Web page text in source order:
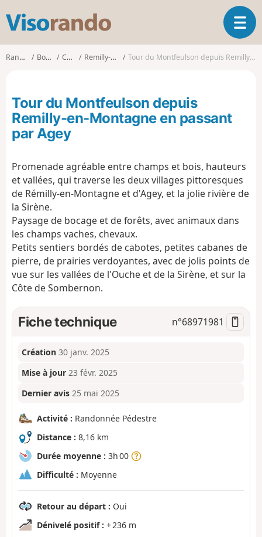
s
d
o
O
u
v
i
g
a
t
Randonnées Bourgogne Côte-d'Or Remilly-en-Montagne Tour du Montfeulson depuis Remilly-en-Montagne en passant par Agey
Tour du Montfeulson depuis
Remilly-en-Montagne en passant
par Agey
Promenade agréable entre champs et bois, hauteurs
et vallées, qui traverse les deux villages pittoresques
de Rémilly-en-Montagne et d'Agey, et la jolie rivière de
la Sirène.
Paysage de bocage et de forêts, avec animaux dans
les champs vaches, chevaux.
Petits sentiers bordés de cabotes, petites cabanes de
pierre, de prairies verdoyantes, avec de jolis points de
vue sur les vallées de l'Ouche et de la Sirène, et sur la
Côte de Sombernon.
Fiche technique n°68971981
Création 30 janv. 2025
Mise à jour 23 févr. 2025
Dernier avis 25 mai 2025
Activité : Randonnée Pédestre
Distance : 8,16 km
Durée moyenne : 3h 00
Difficulté : Moyenne
Retour au départ : Oui
Dénivelé positif : + 236 m